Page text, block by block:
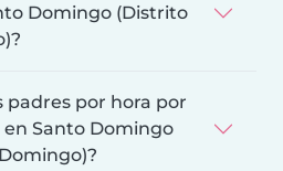
Domingo (Distrito
padres por hora por
Santo Domingo